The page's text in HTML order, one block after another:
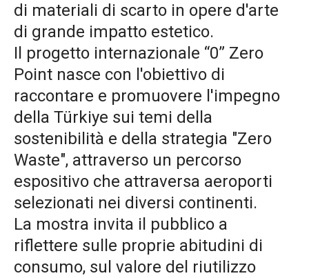
di materiali di scarto in opere d'arte
di grande impatto estetico.
Il progetto internazionale “0” Zero
Point nasce con l'obiettivo di
raccontare e promuovere l'impegno
della Türkiye sui temi della
sostenibilità e della strategia "Zero
Waste", attraverso un percorso
espositivo che attraversa aeroporti
selezionati nei diversi continenti.
La mostra invita il pubblico a
riflettere sulle proprie abitudini di
consumo, sul valore del riutilizzo